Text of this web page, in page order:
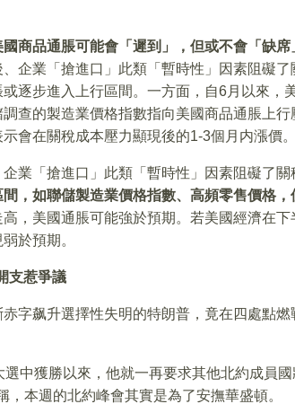
國商品通脹可能會「遲到」，但或不會「缺席
企業「搶進口」此類「暫時性」因素阻礙
逐步進入上行區間。一方面，自6月以來，
查的製造業價格指數指向美國商品通脹上
會在關稅成本壓力顯現後的1-3個月内漲價。
業「搶進口」此類「暫時性」因素阻礙了
，如聯儲製造業價格指數、高頻零售價格，
，美國通脹可能強於預期。若美國經濟在
於預期。
支惹爭議
赤字飙升選擇性失明的特朗普，竟在四處點
中獲勝以來，他就一再要求其他北約成員
，本週的北約峰會其實是為了安撫華盛頓。